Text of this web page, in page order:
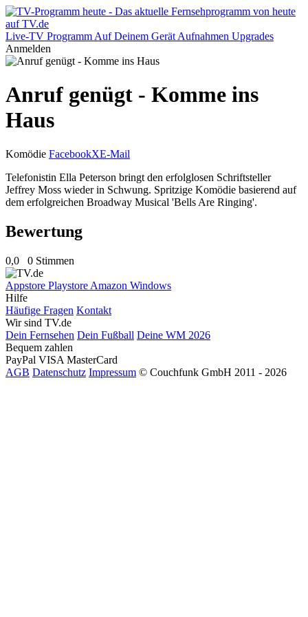
Live-TV Programm Auf Deinem Gerät Aufnahmen Upgrades
Anmelden
Anruf genügt - Komme ins
Haus
Komödie FacebookXE-Mail
Telefonistin Ella Peterson bringt den erfolglosen Schriftsteller
Jeffrey Moss wieder in Schwung. Spritzige Komödie basierend auf
dem erfolgreichen Broadway Musical 'Bells Are Ringing'.
Bewertung
0,0 0 Stimmen
Appstore Playstore Amazon Windows
Hilfe
Häufige Fragen Kontakt
Wir sind TV.de
Dein Fernsehen Dein Fußball Deine WM 2026
Bequem zahlen
PayPal VISA MasterCard
AGB Datenschutz Impressum © Couchfunk GmbH 2011 - 2026